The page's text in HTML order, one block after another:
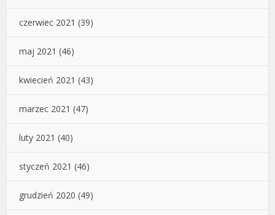
czerwiec 2021 (39)
maj 2021 (46)
kwiecień 2021 (43)
marzec 2021 (47)
luty 2021 (40)
styczeń 2021 (46)
grudzień 2020 (49)